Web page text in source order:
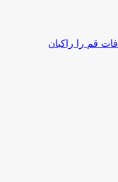
تصادفات قم را راکبان